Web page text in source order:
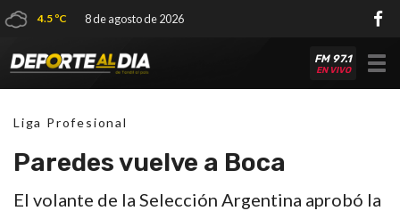
4.5 ºC 8 de agosto de 2026
FM 97.1
EN VIVO
Liga Profesional
Paredes vuelve a Boca
El volante de la Selección Argentina aprobó la